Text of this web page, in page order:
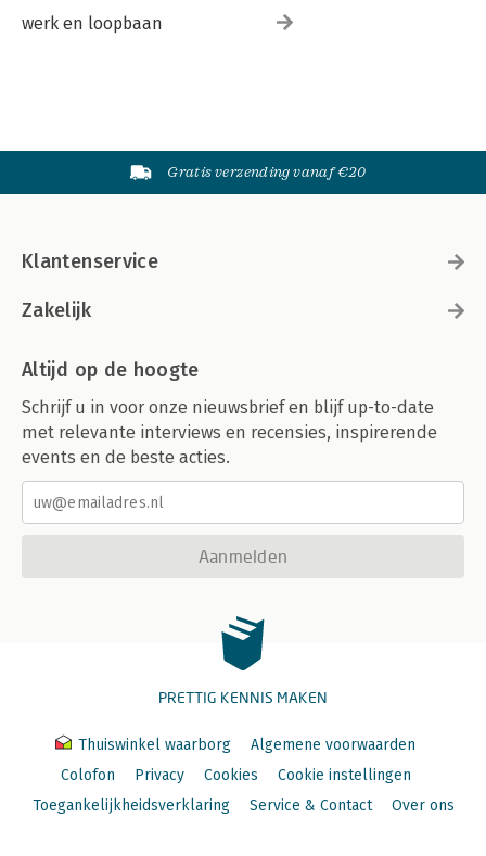
werk en loopbaan
Gratis verzending vanaf €20
Klantenservice
Zakelijk
Altijd op de hoogte
Schrijf u in voor onze nieuwsbrief en blijf up-to-date
met relevante interviews en recensies, inspirerende
events en de beste acties.
Aanmelden
PRETTIG KENNIS MAKEN
Thuiswinkel waarborg
Algemene voorwaarden
Colofon
Privacy Cookies
Cookie instellingen
Toegankelijkheidsverklaring
Service & Contact Over ons